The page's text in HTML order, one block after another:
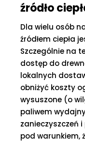
źródło
Dla wielu osób
źródłem ciepła
Szczególnie na
dostęp do
lokalnych
obniżyć koszty
wysuszone (o
paliwem
zanieczyszczeń
pod warunkiem,